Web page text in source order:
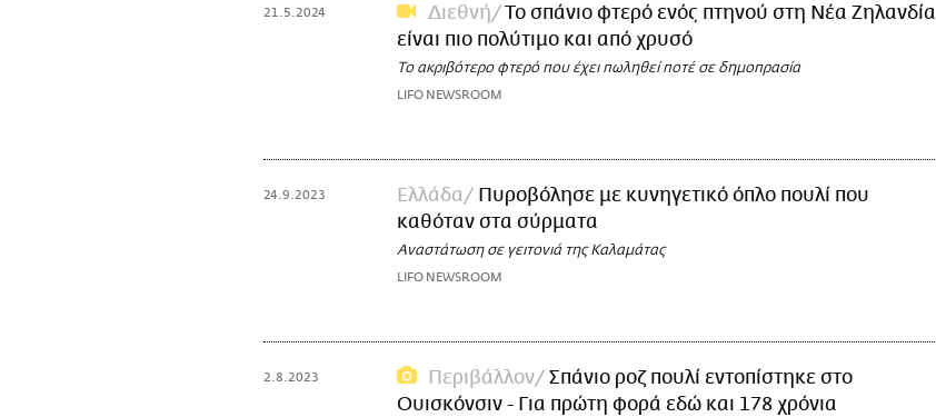
21.5.2024 Διεθνή
Το σπάνιο φτερό ενός πτηνού στη Νέα Ζηλανδία
είναι πιο πολύτιμο και από χρυσό
Tο ακριβότερο φτερό που έχει πωληθεί ποτέ σε δημοπρασία
LIFO NEWSROOM
24.9.2023 Ελλάδα
Πυροβόλησε με κυνηγετικό όπλο πουλί που
καθόταν στα σύρματα
Αναστάτωση σε γειτονιά της Καλαμάτας
LIFO NEWSROOM
2.8.2023 Περιβάλλον
Σπάνιο ροζ πουλί εντοπίστηκε στο
Ουισκόνσιν - Για πρώτη φορά εδώ και 178 χρόνια